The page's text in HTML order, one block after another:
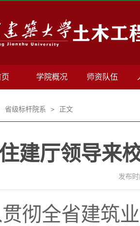
学院概况 师资队伍
省级标杆院系 > 正文
建厅领导来
发布时
彻全省建筑